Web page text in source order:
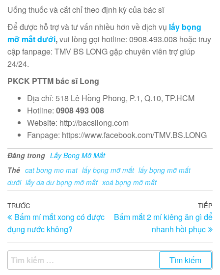
Uống thuốc và cắt chỉ theo định kỳ của bác sĩ
Để được hỗ trợ và tư vấn nhiều hơn về dịch vụ lấy bọng
mỡ mắt dưới,vui lòng gọi hotline: 0908.493.008 hoặc truy
cập fanpage: TMV BS LONG gặp chuyên viên trợ giúp
24/24.
PKCK PTTM bác sĩ Long
Địa chỉ: 518 Lê Hồng Phong, P.1, Q.10, TP.HCM
Hotline: 0908 493 008
Website: http://bacsilong.com
Fanpage: https://www.facebook.com/TMV.BS.LONG
Đăng trong Lấy Bọng Mỡ Mắt
Thẻ cat bong mo mat lấy bọng mỡ mắt lấy bọng mỡ mắt
dưới lấy da dư bọng mỡ mắt xoá bọng mỡ mắt
Điều
hướng
bài
viết
Bài
trước
TRƯỚC
Bấm mí mắt xong có được
đụng nước không?
TIẾP
Bấm mắt 2 mí kiêng ăn gì để
nhanh hồi phục
Tìm
kiếm